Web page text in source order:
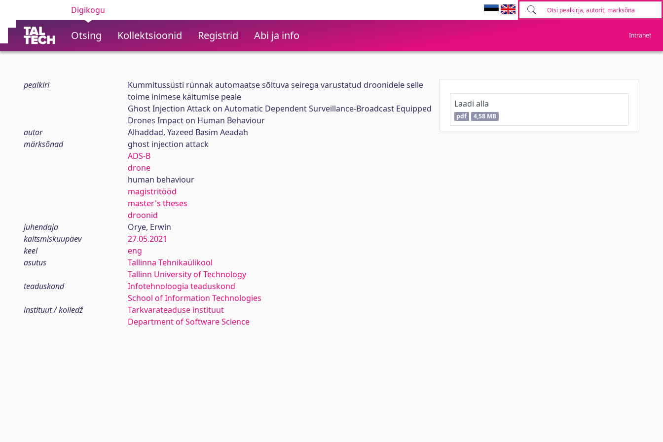
Digikogu
Otsing Kollektsioonid Registrid Abi ja info Intranet
pealkiri
Kummitussüsti rünnak automaatse sõltuva seirega varustatud droonidele selle
toime inimese käitumise peale
Ghost Injection Attack on Automatic Dependent Surveillance-Broadcast Equipped
Drones Impact on Human Behaviour
autor
Alhaddad, Yazeed Basim Aeadah
märksõnad
ghost injection attack
ADS-B
drone
human behaviour
magistritööd
master's theses
droonid
juhendaja
Orye, Erwin
kaitsmiskuupäev
27.05.2021
keel
eng
asutus
Tallinna Tehnikaülikool
Tallinn University of Technology
teaduskond
Infotehnoloogia teaduskond
School of Information Technologies
instituut / kolledž
Tarkvarateaduse instituut
Department of Software Science
Laadi alla
pdf 4,58 MB